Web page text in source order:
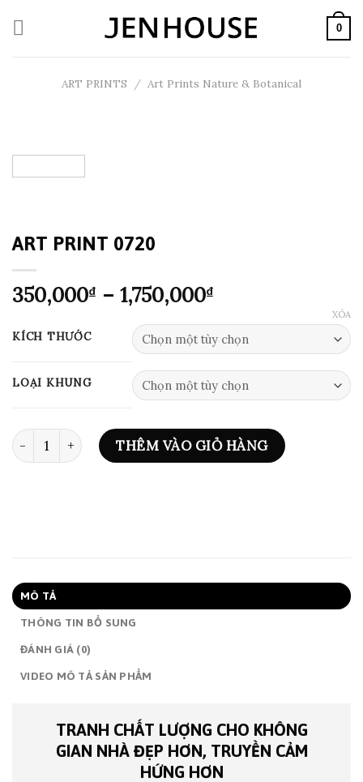
0
ART PRINTS / Art Prints Nature & Botanical
ART PRINT 0720
350,000₫ – 1,750,000₫
từ
350,000₫
đến
1,750,000₫
KÍCH THƯỚC
LOẠI KHUNG
XÓA
ART PRINT 0720 số lượngTHÊM VÀO GIỎ HÀNG
MÔ TẢ
THÔNG TIN BỔ SUNG
ĐÁNH GIÁ (0)
VIDEO MÔ TẢ SẢN PHẨM
TRANH CHẤT LƯỢNG CHO KHÔNG
GIAN NHÀ ĐẸP HƠN, TRUYỀN CẢM
HỨNG HƠN